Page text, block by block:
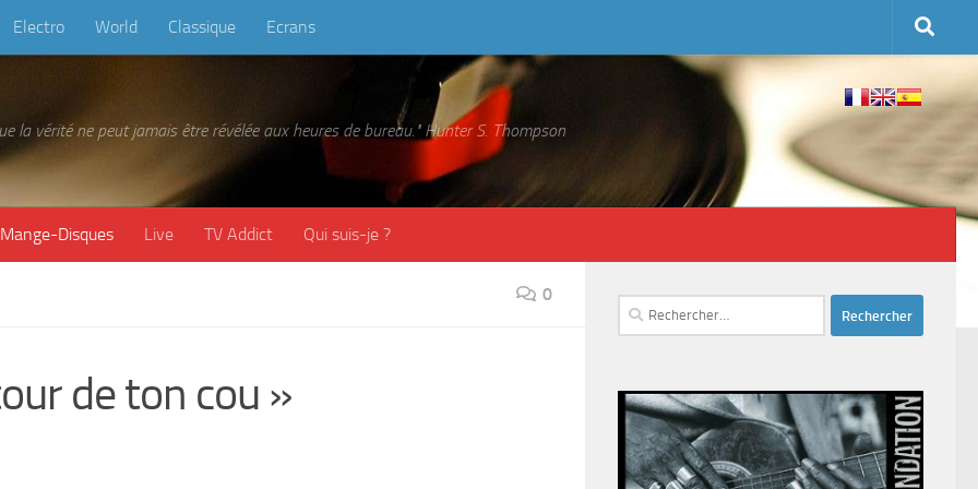
Electro World Classique Ecrans
la vérité ne peut jamais être révélée aux heures de bureau." Hunter S. Thompson
Mange-Disques Live TV Addict Qui suis-je ?
0
de ton cou »
Rechercher :